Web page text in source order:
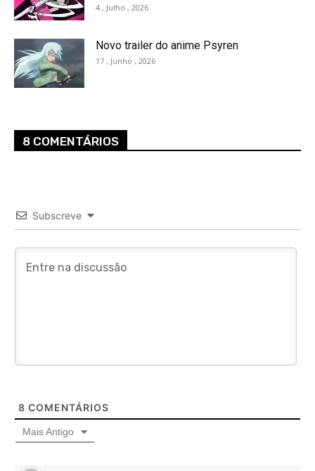
4 , Julho , 2026
Novo trailer do anime Psyren
17 , Junho , 2026
8 COMENTÁRIOS
Subscreve
8 COMENTÁRIOS
Mais Antigo